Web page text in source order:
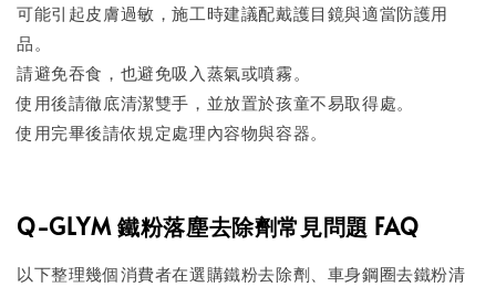
可能引起皮膚過敏，施工時建議配戴護目鏡與適當防護用
品。
請避免吞食，也避免吸入蒸氣或噴霧。
使用後請徹底清潔雙手，並放置於孩童不易取得處。
使用完畢後請依規定處理內容物與容器。
Q-GLYM 鐵粉落塵去除劑常見問題 FAQ
以下整理幾個消費者在選購鐵粉去除劑、車身鋼圈去鐵粉清